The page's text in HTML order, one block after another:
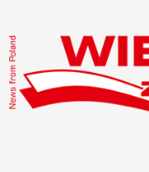
to
content